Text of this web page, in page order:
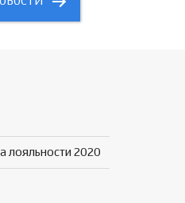
лояльности 2020